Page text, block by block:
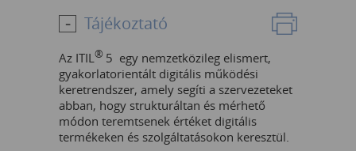
Tájékoztató
Az ITIL ® 5 egy nemzetközileg elismert,
gyakorlatorientált digitális működési
keretrendszer, amely segíti a szervezeteket
abban, hogy strukturáltan és mérhető
módon teremtsenek értéket digitális
termékeken és szolgáltatásokon keresztül.